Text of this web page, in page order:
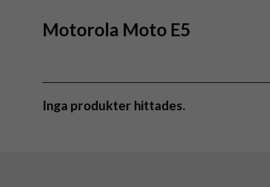
Motorola Moto E5
Inga produkter hittades.